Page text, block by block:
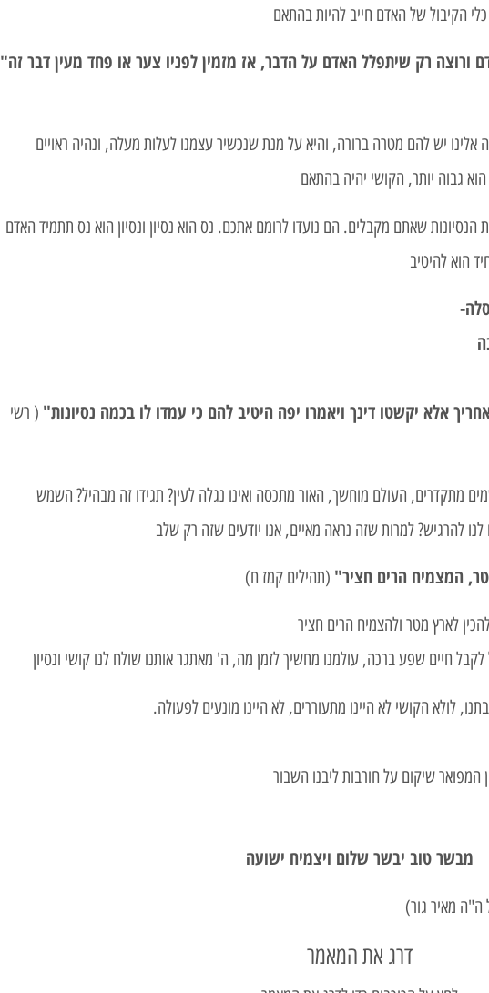
כלי הקיבול של האדם חייב להיות בהתאם
ורוצה רק שיתפלל האדם על הדבר, אז מזמין לפניו צער או פחד מעין דבר זה"
יש להם מטרה ברורה, והיא על מנת שנכשיר עצמנו לעלות מעלה, ונהיה ראויים
גבוה יותר, הקושי יהיה בהתאם
שאתם מקבלים. הם נועדו לרומם אתכם. נס הוא נסיון ונסיון הוא נס תתמיד האדם
הוא להיטיב
אלא יקשטו דינך ויאמרו יפה היטיב להם כי עמדו לו בכמה נסיונות" ( רשי
מתקדרים, העולם מוחשך, האור מתכסה ואינו נגלה לעין? תגידו זה מבהיל? השמש
להרגיש? למרות שזה נראה מאיים, אנו יודעים שזה רק שלב
המצמיח הרים חציר" (תהילים קמז ח)
לארץ מטר ולהצמיח הרים חציר
לקבל חיים שפע ברכה, עולמנו מחשיך לזמן מה, ה' מאתגר אותנו שולח לנו קושי ונסיון
לולא הקושי לא היינו מתעוררים, לא היינו מונעים לפעולה.
שיקום על חורבות ליבנו השבור
מבשר טוב יבשר שלום ויצמיח ישועה
ה"ה מאיר גור)
דרג את המאמר